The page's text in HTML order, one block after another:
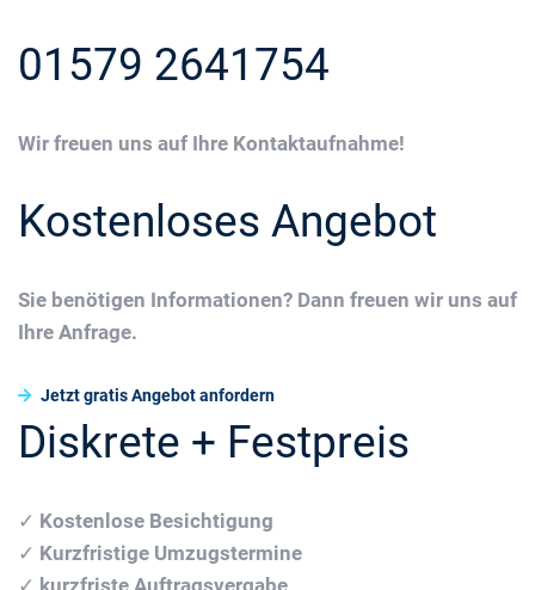
01579 2641754
Wir freuen uns auf Ihre Kontaktaufnahme!
Kostenloses Angebot
Sie benötigen Informationen? Dann freuen wir uns auf
Ihre Anfrage.
Jetzt gratis Angebot anfordern
Diskrete + Festpreis
✓ Kostenlose Besichtigung
✓ Kurzfristige Umzugstermine
✓ kurzfriste Auftragsvergabe